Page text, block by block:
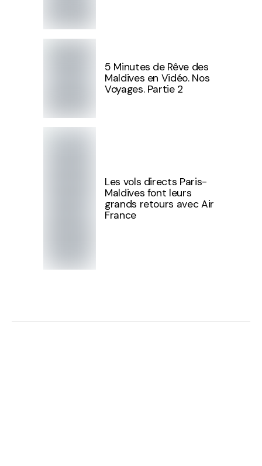
5 Minutes de Rêve des
Maldives en Vidéo. Nos
Voyages. Partie 2
Les vols directs Paris-
Maldives font leurs
grands retours avec Air
France